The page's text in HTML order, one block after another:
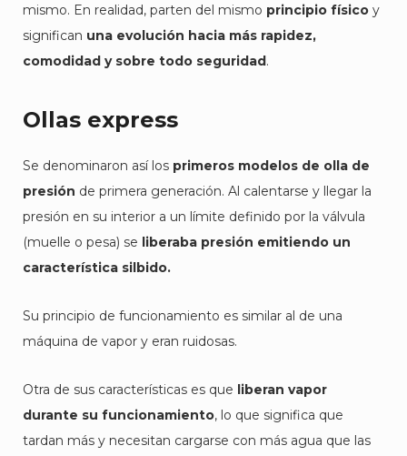
mismo. En realidad, parten del mismo principio físico y
significan una evolución hacia más rapidez,
comodidad y sobre todo seguridad.
Ollas express
Se denominaron así los primeros modelos de olla de
presión de primera generación. Al calentarse y llegar la
presión en su interior a un límite definido por la válvula
(muelle o pesa) se liberaba presión emitiendo un
característica silbido.
Su principio de funcionamiento es similar al de una
máquina de vapor y eran ruidosas.
Otra de sus características es que liberan vapor
durante su funcionamiento, lo que significa que
tardan más y necesitan cargarse con más agua que las